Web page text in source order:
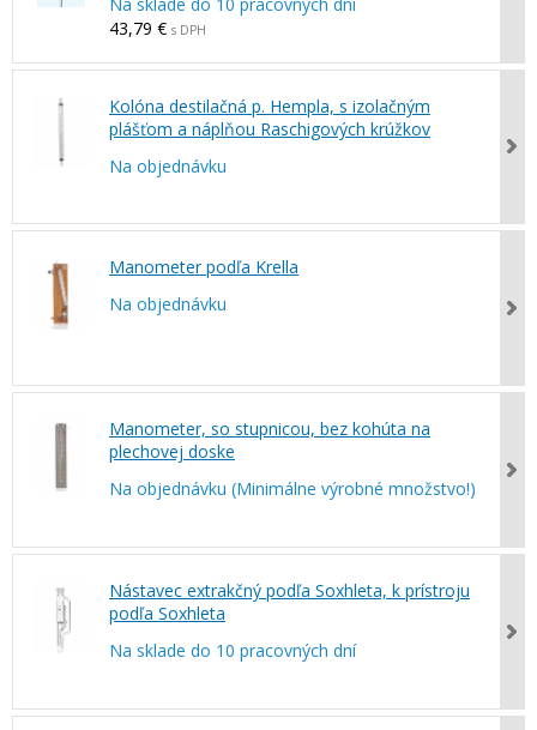
43,79 € s DPH
Kolóna destilačná p. Hempla, s izolačným
plášťom a náplňou Raschigových krúžkov
Na objednávku
Manometer podľa Krella
Na objednávku
Manometer, so stupnicou, bez kohúta na
plechovej doske
Na objednávku (Minimálne výrobné množstvo!)
Nástavec extrakčný podľa Soxhleta, k prístroju
podľa Soxhleta
Na sklade do 10 pracovných dní